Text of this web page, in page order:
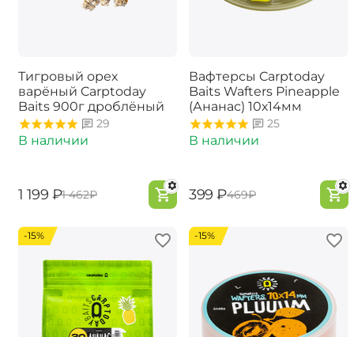
Тигровый орех
варёный Carptoday
Baits 900г дроблёный
29
В наличии
‍1 199‍ ₽‍1 462‍₽
Вафтерсы Carptoday
Baits Wafters Pineapple
(Ананас) 10х14мм
25
В наличии
‍399‍ ₽‍469‍₽
-15% -15%